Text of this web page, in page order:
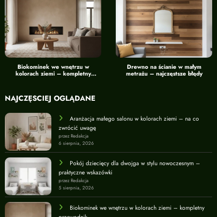
Biokominek we wnętrzu w
kolorach ziemi – kompletny
Drewno na ścianie w małym
metrażu – najczęstsze błędy
NAJCZĘŚCIEJ OGLĄDANE
Aranżacja małego salonu w kolorach ziemi – na co
zwrócić uwagę
przez Redakcja
6 sierpnia, 2026
Pokój dziecięcy dla dwojga w stylu nowoczesnym –
praktyczne wskazówki
przez Redakcja
5 sierpnia, 2026
Biokominek we wnętrzu w kolorach ziemi – kompletny